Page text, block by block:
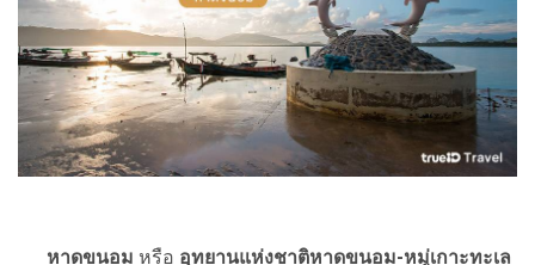
หาดขนอม หรือ อุทยานแห่งชาติหาดขนอม-หมู่เกาะทะเล